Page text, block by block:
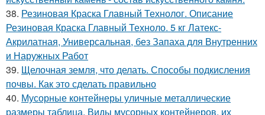
38. Резиновая Краска Главный Технолог. Описание
Резиновая Краска Главный Техноло. 5 кг Латекс-
Акрилатная, Универсальная, без Запаха для Внутренних
и Наружных Работ
39. Щелочная земля, что делать. Способы подкисления
почвы. Как это сделать правильно
40. Мусорные контейнеры уличные металлические
размеры таблица. Виды мусорных контейнеров, их